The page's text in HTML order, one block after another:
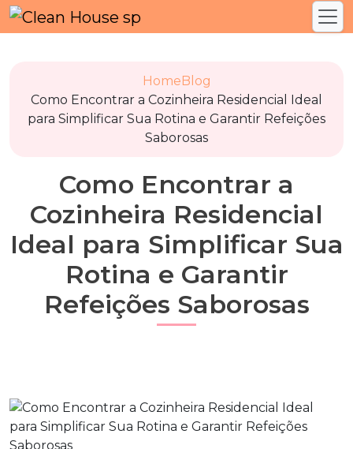
HomeBlog
Como Encontrar a Cozinheira Residencial Ideal
para Simplificar Sua Rotina e Garantir Refeições
Saborosas
Como Encontrar a
Cozinheira Residencial
Ideal para Simplificar Sua
Rotina e Garantir
Refeições Saborosas